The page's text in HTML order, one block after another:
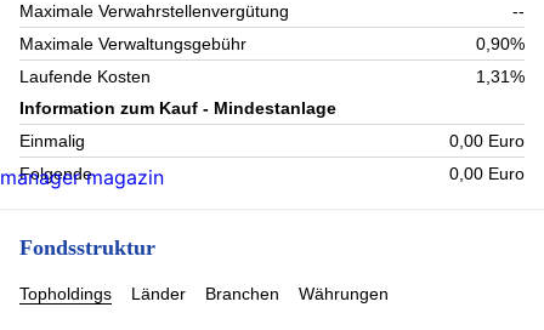
Maximale Verwahrstellenvergütung
--
Maximale Verwaltungsgebühr
0,90%
Laufende Kosten
1,31%
Information zum Kauf - Mindestanlage
Einmalig
0,00 Euro
Folgende
0,00 Euro
Fondsstruktur
Topholdings Länder Branchen Währungen
manager magazin